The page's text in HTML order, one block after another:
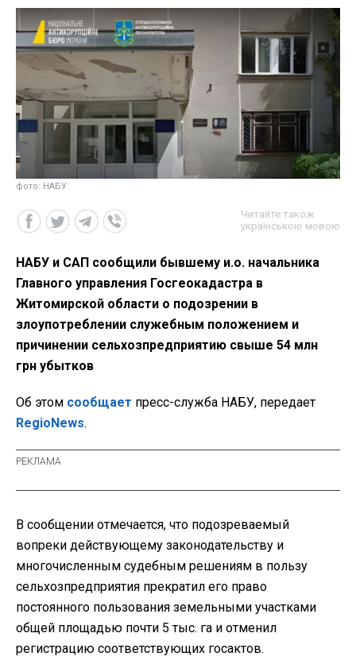
фото: НАБУ
Читайте також
українською мовою
НАБУ и САП сообщили бывшему и.о. начальника
Главного управления Госгеокадастра в
Житомирской области о подозрении в
злоупотреблении служебным положением и
причинении сельхозпредприятию свыше 54 млн
грн убытков
Об этом сообщает пресс-служба НАБУ, передает
RegioNews.
В сообщении отмечается, что подозреваемый
вопреки действующему законодательству и
многочисленным судебным решениям в пользу
сельхозпредприятия прекратил его право
постоянного пользования земельными участками
общей площадью почти 5 тыс. га и отменил
регистрацию соответствующих госактов.